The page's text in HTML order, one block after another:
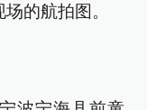
的航拍图。